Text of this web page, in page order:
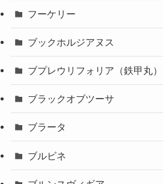
フーケリー
ブックホルジアヌス
ブプレウリフォリア（鉄甲丸）
ブラックオブツーサ
ブラータ
ブルビネ